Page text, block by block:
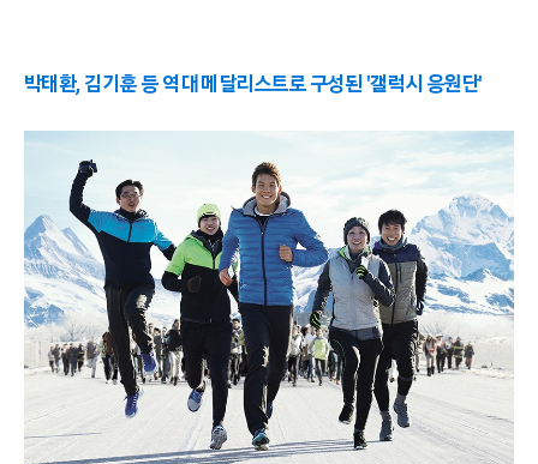
박태환, 김기훈 등 역대 메달리스트로 구성된 '갤럭시 응원단'